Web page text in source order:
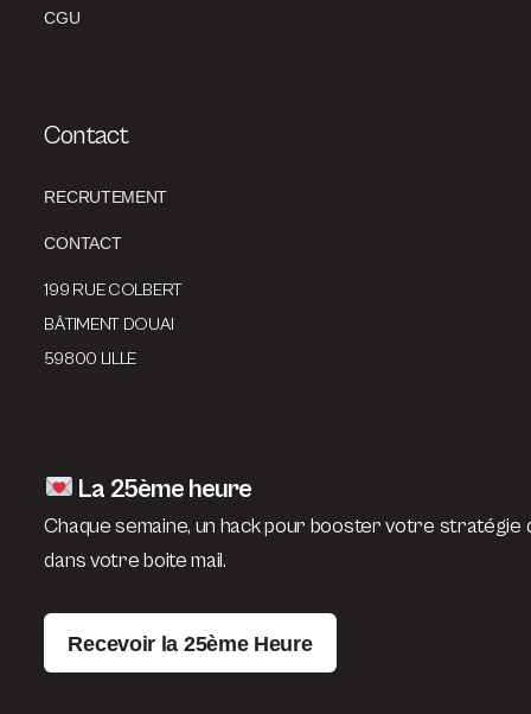
CGU
Contact
RECRUTEMENT
CONTACT
199 RUE COLBERT
BÂTIMENT DOUAI
59800 LILLE
La 25ème heure
Chaque semaine, un hack pour booster votre stratégie
dans votre boite mail.
Recevoir la 25ème Heure